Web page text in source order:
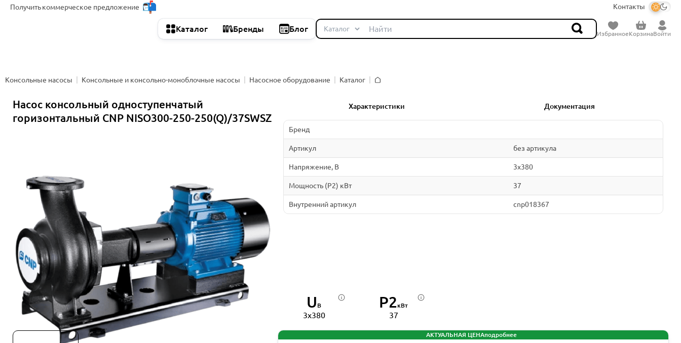
Получитькоммерческое предложение Контакты
Каталог Бренды Блог
ИзбранноеКорзинаВойти
Консольные насосы Консольные и консольно-моноблочные насосы Насосное оборудование
Каталог
Насос консольный одноступенчатый
горизонтальный CNP NISO300-250-250(Q)/37SWSZ
Характеристики Документация
Бренд
Артикул без артикула
Напряжение, В 3x380
Мощность (P2) кВт 37
Внутренний артикул cnp018367
U В
3x380
P2кВт
37
АКТУАЛЬНАЯ ЦЕНАподробнее